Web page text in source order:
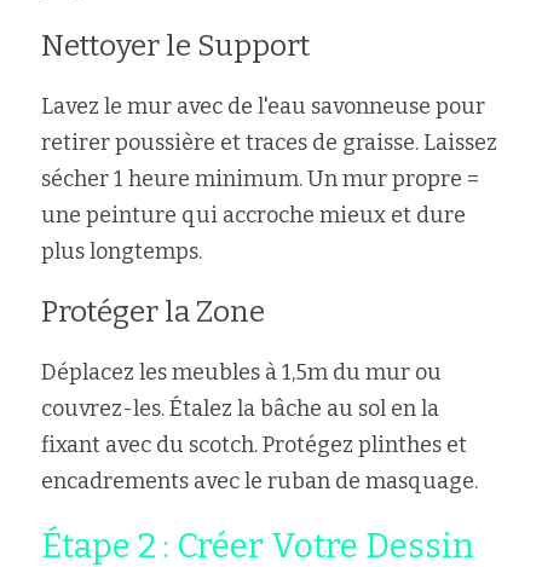
Nettoyer le Support
Lavez le mur avec de l'eau savonneuse pour
retirer poussière et traces de graisse. Laissez
sécher 1 heure minimum. Un mur propre =
une peinture qui accroche mieux et dure
plus longtemps.
Protéger la Zone
Déplacez les meubles à 1,5m du mur ou
couvrez-les. Étalez la bâche au sol en la
fixant avec du scotch. Protégez plinthes et
encadrements avec le ruban de masquage.
Étape 2 : Créer Votre Dessin